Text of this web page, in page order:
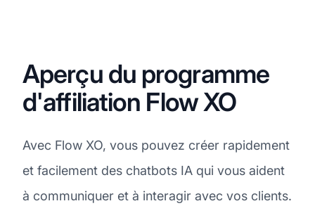
Aperçu du programme
d'affiliation Flow XO
Avec Flow XO, vous pouvez créer rapidement
et facilement des chatbots IA qui vous aident
à communiquer et à interagir avec vos clients.